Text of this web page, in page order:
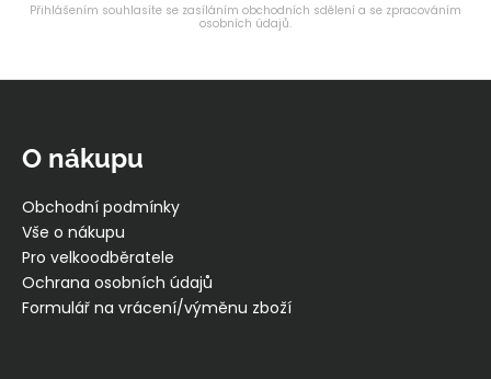
Přihlášením souhlasíte se zasíláním obchodních sdělení a se zpracováním
osobních údajů.
O nákupu
Obchodní podmínky
Vše o nákupu
Pro velkoodběratele
Ochrana osobních údajů
Formulář na vrácení/výměnu zboží